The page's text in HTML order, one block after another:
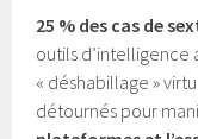
25 % des cas de
outils
« déshabillage »
détournés pour